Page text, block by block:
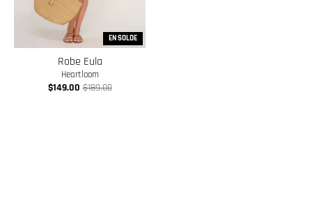
EN SOLDE
Robe Eula
Heartloom
$149.00 $189.00